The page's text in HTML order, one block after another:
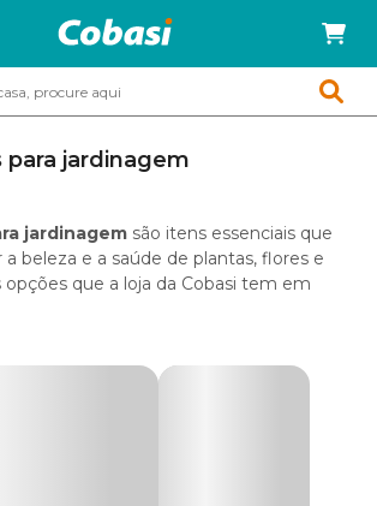
para jardinagem
jardinagem são itens essenciais que
beleza e a saúde de plantas, flores e
opções que a loja da Cobasi tem em
poda, rega e outros itens para quem
para jardinagem